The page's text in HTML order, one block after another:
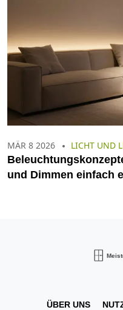
MÄR 8 2026 LICHT UND
und Dimmen einfach
ÜBER UNS